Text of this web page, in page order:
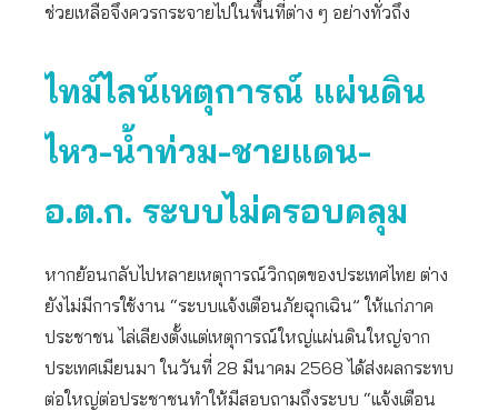
ช่วยเหลือจึงควรกระจายไปในพื้นที่ต่าง ๆ อย่างทั่วถึง
ไทม์ไลน์เหตุการณ์ แผ่นดิน
ไหว-น้ำท่วม-ชายแดน-
อ.ต.ก. ระบบไม่ครอบคลุม
หากย้อนกลับไปหลายเหตุการณ์วิกฤตของประเทศไทย ต่าง
ยังไม่มีการใช้งาน “ระบบแจ้งเตือนภัยฉุกเฉิน” ให้แก่ภาค
ประชาชน ไล่เลียงตั้งแต่เหตุการณ์ใหญ่แผ่นดินใหญ่จาก
ประเทศเมียนมา ในวันที่ 28 มีนาคม 2568 ได้ส่งผลกระทบ
ต่อใหญ่ต่อประชาชนทำให้มีสอบถามถึงระบบ “แจ้งเตือน